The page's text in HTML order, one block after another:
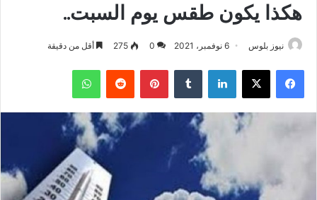
هكذا يكون طقس يوم السبت..
نيوز بلوس 6 نوفمبر، 2021 0
275 أقل من دقيقة
فيسبوك X لينكدإن بينتيريست واتساب